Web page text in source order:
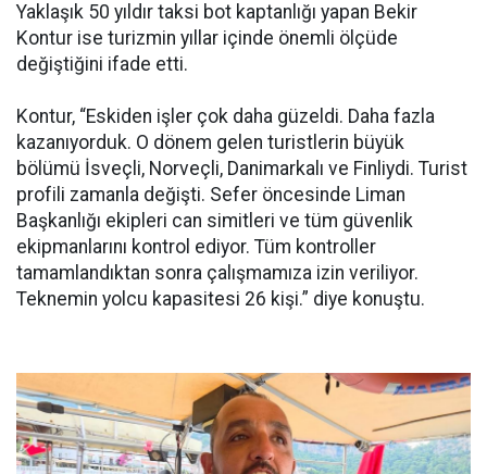
Yaklaşık 50 yıldır taksi bot kaptanlığı yapan Bekir
Kontur ise turizmin yıllar içinde önemli ölçüde
değiştiğini ifade etti.
Kontur, “Eskiden işler çok daha güzeldi. Daha fazla
kazanıyorduk. O dönem gelen turistlerin büyük
bölümü İsveçli, Norveçli, Danimarkalı ve Finliydi. Turist
profili zamanla değişti. Sefer öncesinde Liman
Başkanlığı ekipleri can simitleri ve tüm güvenlik
ekipmanlarını kontrol ediyor. Tüm kontroller
tamamlandıktan sonra çalışmamıza izin veriliyor.
Teknemin yolcu kapasitesi 26 kişi.” diye konuştu.